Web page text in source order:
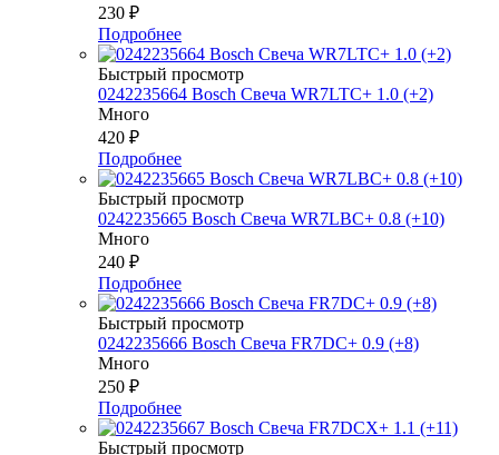
230 ₽
Подробнее
Быстрый просмотр
0242235664 Bosch Свеча WR7LTC+ 1.0 (+2)
Много
420 ₽
Подробнее
Быстрый просмотр
0242235665 Bosch Свеча WR7LBC+ 0.8 (+10)
Много
240 ₽
Подробнее
Быстрый просмотр
0242235666 Bosch Свеча FR7DC+ 0.9 (+8)
Много
250 ₽
Подробнее
Быстрый просмотр